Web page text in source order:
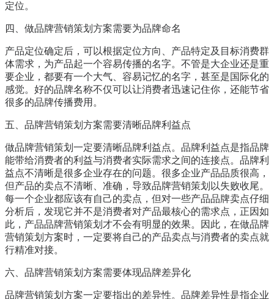
定位。
四、做品牌营销策划方案需要为品牌命名
产品定位确定后，可以根据定位方向、产品特定及目标消费群
体需求，为产品起一个容易传播的名字。不管是大企业还是重
要企业，都要有一个大气、容易记忆的名字，甚至是国际化的
感觉。好的品牌名称不仅可以让消费者迅速记住你，还能节省
很多的品牌传播费用。
五、品牌营销策划方案需要清晰品牌利益点
做品牌营销策划一定要清晰品牌利益点。品牌利益点是指品牌
能带给消费者的利益与消费者实际需求之间的连接点。品牌利
益点不清晰是很多企业存在的问题。很多企业产品品质很高，
但产品的卖点不清晰、准确，导致品牌营销策划以失败收尾。
每一个企业都应该有自己的卖点，但对一些产品品牌卖点仔细
分析后，发现它并不是消费者对产品最核心的需求点，正因如
此，产品品牌营销策划才不会有明显的效果。因此，在做品牌
营销策划方案时，一定要将自己的产品卖点与消费者的卖点就
行精准对接。
六、品牌营销策划方案需要体现品牌差异化
品牌营销策划方案一定要指出的差异性。品牌差异性是指企业